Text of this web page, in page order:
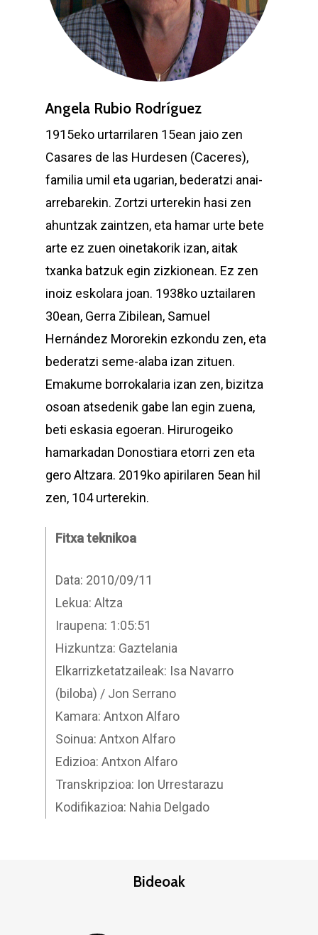
Angela Rubio Rodríguez
1915eko urtarrilaren 15ean jaio zen
Casares de las Hurdesen (Caceres),
familia umil eta ugarian, bederatzi anai-
arrebarekin. Zortzi urterekin hasi zen
ahuntzak zaintzen, eta hamar urte bete
arte ez zuen oinetakorik izan, aitak
txanka batzuk egin zizkionean. Ez zen
inoiz eskolara joan. 1938ko uztailaren
30ean, Gerra Zibilean, Samuel
Hernández Mororekin ezkondu zen, eta
bederatzi seme-alaba izan zituen.
Emakume borrokalaria izan zen, bizitza
osoan atsedenik gabe lan egin zuena,
beti eskasia egoeran. Hirurogeiko
hamarkadan Donostiara etorri zen eta
gero Altzara. 2019ko apirilaren 5ean hil
zen, 104 urterekin.
Fitxa teknikoa
Data: 2010/09/11
Lekua: Altza
Iraupena: 1:05:51
Hizkuntza: Gaztelania
Elkarrizketatzaileak: Isa Navarro
(biloba) / Jon Serrano
Kamara: Antxon Alfaro
Soinua: Antxon Alfaro
Edizioa: Antxon Alfaro
Transkripzioa: Ion Urrestarazu
Kodifikazioa: Nahia Delgado
Bideoak